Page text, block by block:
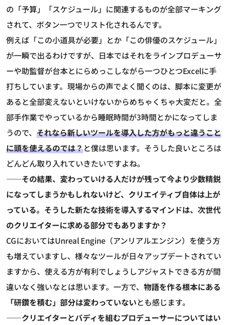
の「予算」「スケジュール」に関連するものが全部マーキング
されて、ボタン一つでリスト化されるんです。
例えば「この小道具が必要」とか「この俳優のスケジュール」
が一瞬で出るわけですが、日本ではそれをラインプロデューサ
ーや助監督が台本とにらめっこしながら一つひとつExcelに手
打ちしています。現場からの声でよく聞くのは、脚本に変更が
あると全部変えないといけないからめちゃくちゃ大変だと。全
部手作業でやっているから睡眠時間が3時間とかになってしま
うので、 それなら新しいツールを導入した方がもっと違うこと
に頭を使えるのでは？と僕は思います。そうした良いところは
どんどん取り入れていきたいですよね。
――その結果、変わっていける人だけが残って今より少数精鋭
になってしまうかもしれないけど、クリエイティブ自体は上が
っている。そうした新たな技術を導入するマインドは、次世代
のクリエイターに求める部分でもありますか？
CGにおいてはUnreal Engine（アンリアルエンジン）を使う方
も増えていますし、様々なツールが日々アップデートされてい
ますから、使える方が有利でしょうしアジャストできる方が間
違いなく強いなとは思います。一方で、 物語を作る根本にある
「研鑽を積む」部分は変わっていないとも感じます。
――クリエイターとバディを組むプロデューサーについてはい